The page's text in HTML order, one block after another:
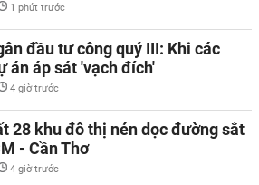
1 phút trước
đầu tư công quý III: Khi các
án áp sát 'vạch đích'
4 giờ trước
28 khu đô thị nén dọc đường sắt
- Cần Thơ
4 giờ trước